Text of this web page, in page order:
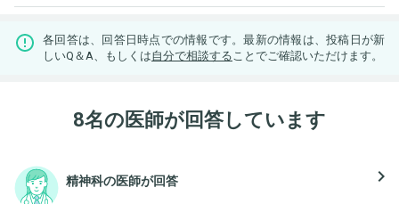
各回答は、回答日時点での情報です。最新の情報は、投稿日が新
しいQ＆A、もしくは自分で相談する ことでご確認いただけます。
8名の医師が回答しています
精神科の医師が回答 navigate_next